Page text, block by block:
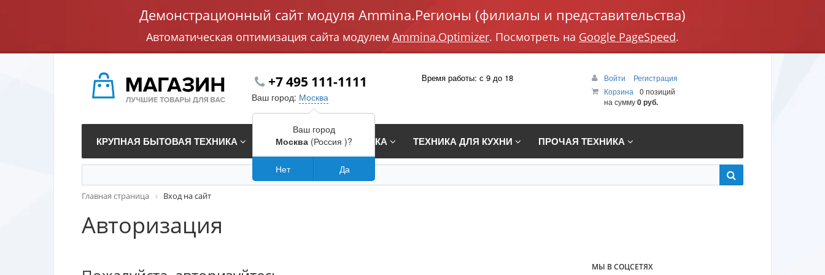
Демонстрационный сайт модуля Ammina.Регионы (филиалы и представительства)
Автоматическая оптимизация сайта модулем Ammina.Optimizer. Посмотреть на Google PageSpeed.
+7 495 111-1111
Ваш город: Москва
Время работы: с 9 до 18 Войти
Регистрация
Корзина
0 позиций
на сумму0 руб.
КРУПНАЯ БЫТОВАЯ ТЕХНИКА ВСТРАИВАЕМАЯ ТЕХНИКА ТЕХНИКА ДЛЯ КУХНИ ПРОЧАЯ ТЕХНИКА
Главная страница Вход на сайт
Авторизация
МЫ В СОЦСЕТЯХ
Ваш город
Москва(Россия )?
Нет Да